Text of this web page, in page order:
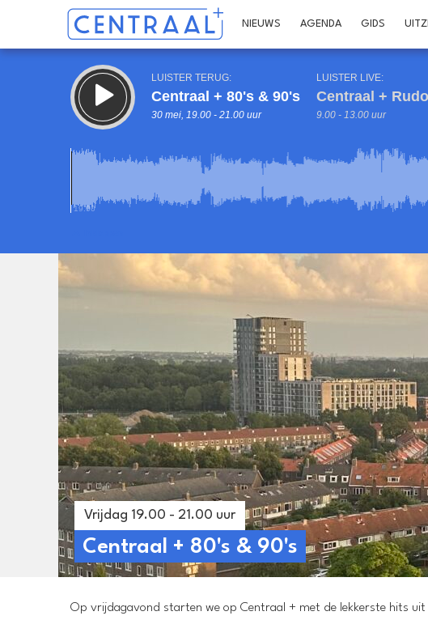
NIEUWS AGENDA GIDS
LUISTER TERUG:
Centraal + 80's & 90's
30 mei, 19.00 - 21.00 uur
LUISTER LIVE:
Centraal + Rudo
9.00 - 13.00 uur
19.00
Vrijdag 19.00 - 21.00 uur
Centraal + 80's & 90's
Op vrijdagavond starten we op Centraal + met de lekkerste hits